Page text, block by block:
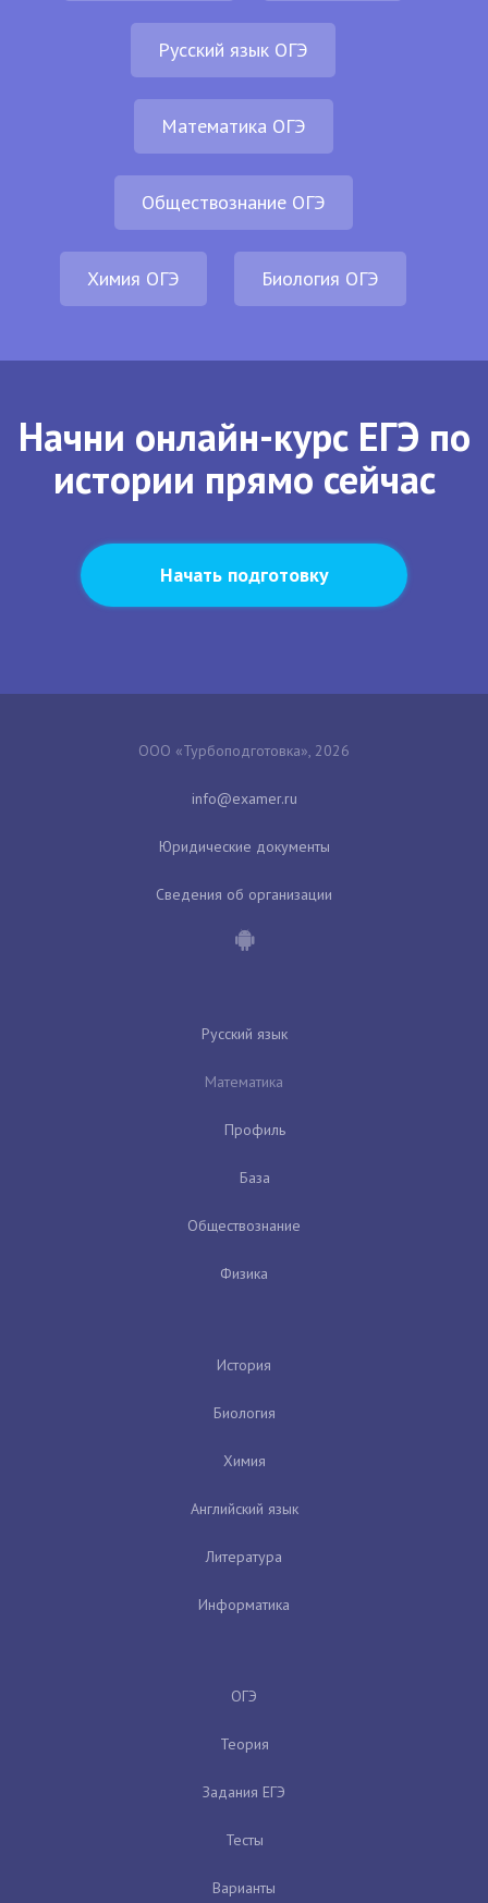
Русский язык ОГЭ
Математика ОГЭ
Обществознание ОГЭ
Химия ОГЭ Биология ОГЭ
Начни онлайн-курс ЕГЭ по
истории прямо сейчас
Начать подготовку
ООО «Турбоподготовка», 2026
Юридические документы
Сведения об организации
Русский язык
Математика
Профиль
База
Обществознание
Физика
История
Биология
Химия
Английский язык
Литература
Информатика
ОГЭ
Теория
Задания ЕГЭ
Тесты
Варианты